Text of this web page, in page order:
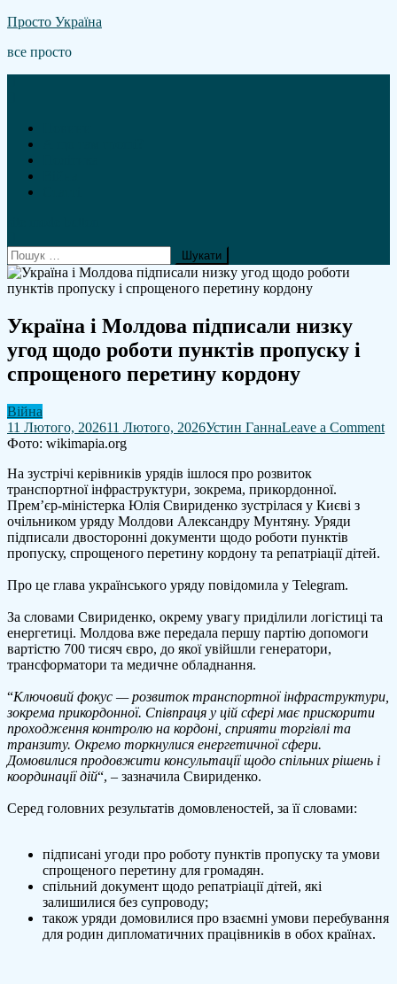
Skip
content
Просто Україна
все просто
Пошук:
Україна і Молдова підписали низку
угод щодо роботи пунктів пропуску і
спрощеного перетину кордону
Війна
11 Лютого, 202611 Лютого, 2026Устин ГаннаLeave a Commenton
Фото: wikimapia.org
На зустрічі керівників урядів ішлося про розвиток
транспортної інфраструктури, зокрема, прикордонної.
Прем’єр-міністерка Юлія Свириденко зустрілася у Києві з
очільником уряду Молдови Александру Мунтяну. Уряди
підписали двосторонні документи щодо роботи пунктів
пропуску, спрощеного перетину кордону та репатріації дітей.
Про це глава українського уряду повідомила у Telegram.
За словами Свириденко, окрему увагу приділили логістиці та
енергетиці. Молдова вже передала першу партію допомоги
вартістю 700 тисяч євро, до якої увійшли генератори,
трансформатори та медичне обладнання.
“Ключовий фокус — розвиток транспортної інфраструктури,
зокрема прикордонної. Співпраця у цій сфері має прискорити
проходження контролю на кордоні, сприяти торгівлі та
транзиту. Окремо торкнулися енергетичної сфери.
Домовилися продовжити консультації щодо спільних рішень і
координації дій“, – зазначила Свириденко.
Серед головних результатів домовленостей, за її словами:
підписані угоди про роботу пунктів пропуску та умови
спрощеного перетину для громадян.
спільний документ щодо репатріації дітей, які
залишилися без супроводу;
також уряди домовилися про взаємні умови перебування
для родин дипломатичних працівників в обох країнах.